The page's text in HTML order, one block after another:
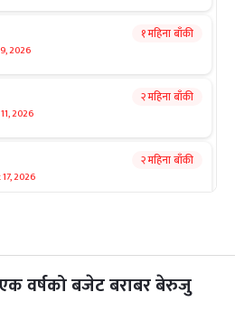
2026
१ महिना बाँकी
2026
२ महिना बाँकी
2026
२ महिना बाँकी
२ महिना बाँकी
वर्षको बजेट बराबर बेरुजु